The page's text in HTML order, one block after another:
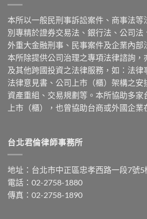
本所以一般民刑事訴訟案件、商事法等
別專精於證券交易法、銀行法、公司法
外重大金融刑事、民事案件及企業內部
本所除提供公司治理之專項法律諮詢，
及其他跨國投資之法律服務，如：法律
法律意見書、公司上市（櫃）架構之安
資產重組、交易規劃等。本所協助多家
上市（櫃），也曾協助台商或外國企業
台北君倫律師事務所
地址：台北市中正區忠孝西路一段7號5
電話：02-2758-1880
傳真：02-2758-1890